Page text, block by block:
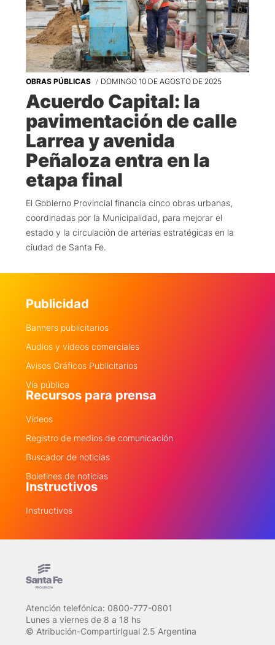
OBRAS PÚBLICAS DOMINGO 10 DE AGOSTO DE 2025
Acuerdo Capital: la
pavimentación de calle
Larrea y avenida
Peñaloza entra en la
etapa final
El Gobierno Provincial financia cinco obras urbanas,
coordinadas por la Municipalidad, para mejorar el
estado y la circulación de arterias estratégicas en la
ciudad de Santa Fe.
Publicidad
Banners publicitarios
Audios y videos comerciales
Avisos Gráficos Publicitarios
Via pública
Recursos para prensa
Videos
Registro de medios de comunicación
Buscador de noticias
Boletines de noticias
Instructivos
Instructivos
Atención telefónica: 0800-777-0801
Lunes a viernes de 8 a 18 hs
© Atribución-CompartirIgual 2.5 Argentina